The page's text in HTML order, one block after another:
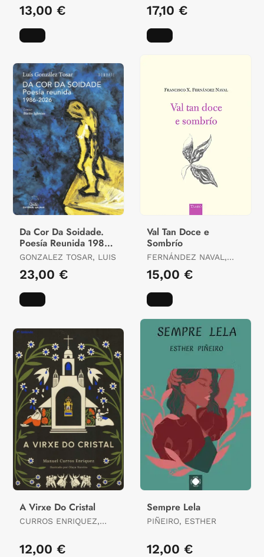
13,00 € 17,10 €
Da Cor Da Soidade.
Poesía Reunida 1986-
2026
GONZALEZ TOSAR, LUIS
23,00 €
Val Tan Doce e
Sombrío
FERNÁNDEZ NAVAL,
FRANCISCO X.
15,00 €
A Virxe Do Cristal
CURROS ENRIQUEZ,
12,00 €
Sempre Lela
PIÑEIRO, ESTHER
12,00 €